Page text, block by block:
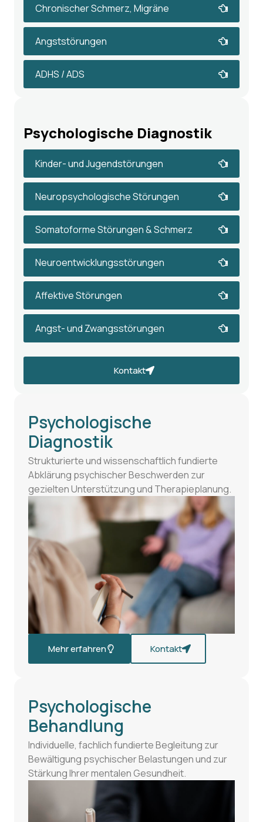
Chronischer Schmerz, Migräne
Angststörungen
ADHS / ADS
Psychologische Diagnostik
Kinder- und Jugendstörungen
Neuropsychologische Störungen
Somatoforme Störungen & Schmerz
Neuroentwicklungsstörungen
Affektive Störungen
Angst- und Zwangsstörungen
Kontakt
Psychologische
Diagnostik
Strukturierte und wissenschaftlich fundierte
Abklärung psychischer Beschwerden zur
gezielten Unterstützung und Therapieplanung.
Mehr erfahren Kontakt
Psychologische
Behandlung
Individuelle, fachlich fundierte Begleitung zur
Bewältigung psychischer Belastungen und zur
Stärkung Ihrer mentalen Gesundheit.